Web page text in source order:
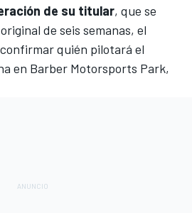
de su titular, que se
de seis semanas, el
quién pilotará el
en Barber Motorsports Park,